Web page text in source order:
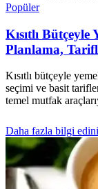
Popüler
Kısıtlı
Planlama,
Kısıtlı bütçeyle
seçimi ve basit
temel mutfak
Daha fazla bilgi